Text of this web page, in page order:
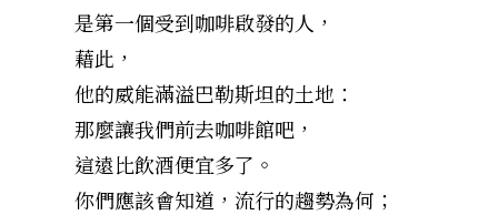
是第一個受到咖啡啟發的人，
藉此，
他的威能滿溢巴勒斯坦的土地：
那麼讓我們前去咖啡館吧，
這遠比飲酒便宜多了。
你們應該會知道，流行的趨勢為何；